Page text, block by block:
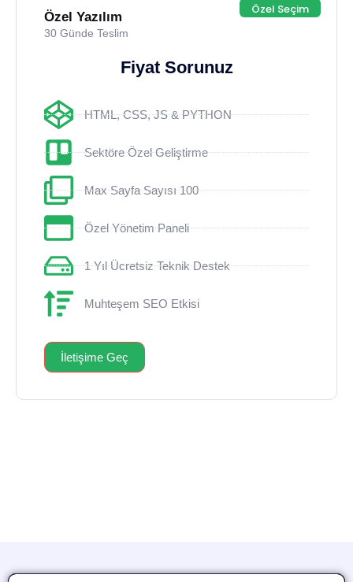
Özel Yazılım
Özel Seçim
30 Günde Teslim
Fiyat Sorunuz
HTML, CSS, JS & PYTHON
Sektöre Özel Geliştirme
Max Sayfa Sayısı 100
Özel Yönetim Paneli
1 Yıl Ücretsiz Teknik Destek
Muhteşem SEO Etkisi
İletişime Geç